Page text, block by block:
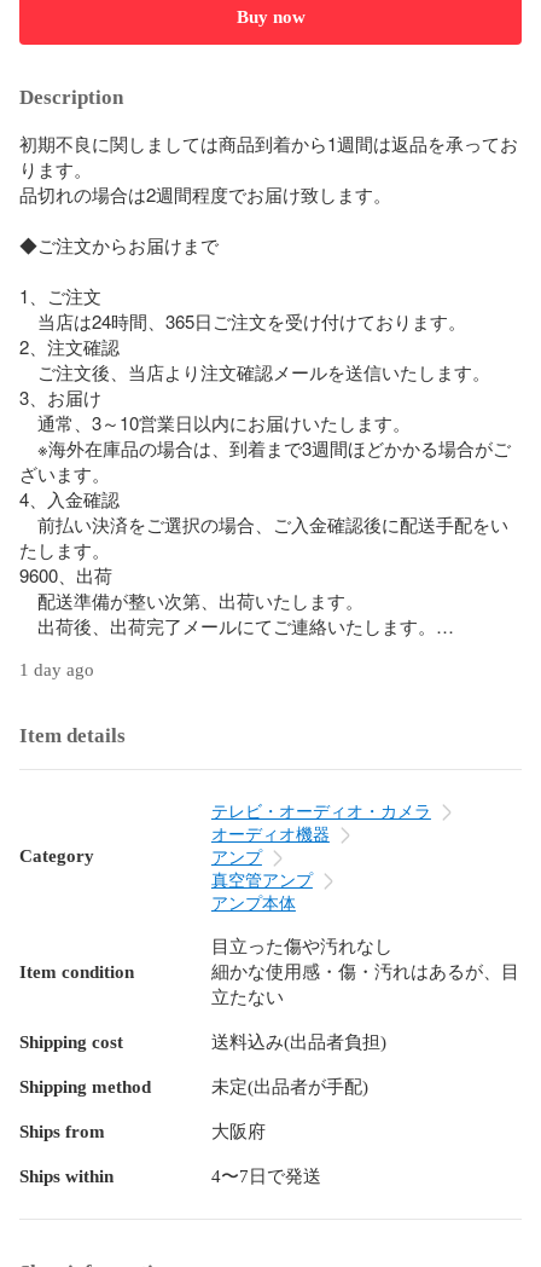
Buy now
Description
初期不良に関しましては商品到着から1週間は返品を承ってお
ります。
品切れの場合は2週間程度でお届け致します。
◆ご注文からお届けまで
1、ご注文
当店は24時間、365日ご注文を受け付けております。
2、注文確認
ご注文後、当店より注文確認メールを送信いたします。
3、お届け
通常、3～10営業日以内にお届けいたします。
※海外在庫品の場合は、到着まで3週間ほどかかる場合がご
ざいます。
4、入金確認
前払い決済をご選択の場合、ご入金確認後に配送手配をい
たします。
9600、出荷
配送準備が整い次第、出荷いたします。
出荷後、出荷完了メールにてご連絡いたします。
当店はリサイクル専門店のため、
す。
1 day ago
Item details
Category
テレビ・オーディオ・カメラ
オーディオ機器
アンプ
真空管アンプ
アンプ本体
Item condition
目立った傷や汚れなし
細かな使用感・傷・汚れはあるが、目
立たない
Shipping cost 送料込み(出品者負担)
Shipping method 未定(出品者が手配)
Ships from 大阪府
Ships within 4〜7日で発送